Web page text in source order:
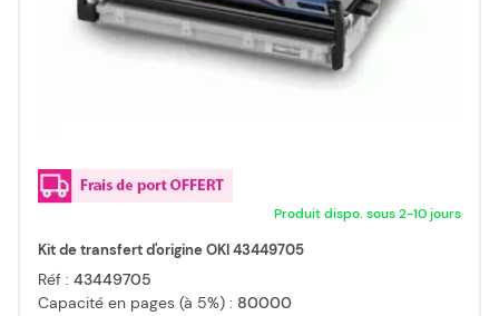
Produit dispo. sous 2-10 jours
Kit de transfert d'origine OKI 43449705
Réf : 43449705
Capacité en pages (à 5%) : 80000